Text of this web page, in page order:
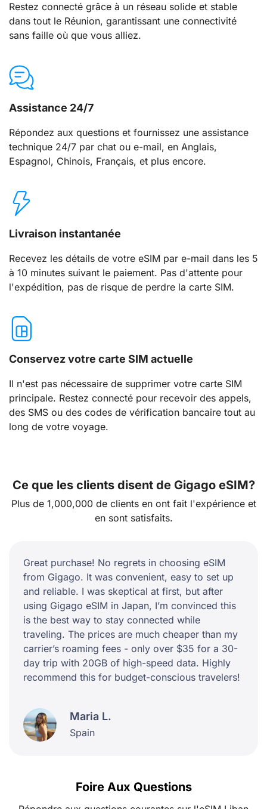
Restez connecté grâce à un réseau solide et stable
dans tout le Réunion, garantissant une connectivité
sans faille où que vous alliez.
Assistance 24/7
Répondez aux questions et fournissez une assistance
technique 24/7 par chat ou e-mail, en Anglais,
Espagnol, Chinois, Français, et plus encore.
Livraison instantanée
Recevez les détails de votre eSIM par e-mail dans les 5
à 10 minutes suivant le paiement. Pas d'attente pour
l'expédition, pas de risque de perdre la carte SIM.
Conservez votre carte SIM actuelle
Il n'est pas nécessaire de supprimer votre carte SIM
principale. Restez connecté pour recevoir des appels,
des SMS ou des codes de vérification bancaire tout au
long de votre voyage.
Ce que les clients disent de Gigago eSIM?
Plus de 1,000,000 de clients en ont fait l'expérience et
en sont satisfaits.
Great purchase! No regrets in choosing eSIM
from Gigago. It was convenient, easy to set up
and reliable. I was skeptical at first, but after
using Gigago eSIM in Japan, I’m convinced this
is the best way to stay connected while
traveling. The prices are much cheaper than my
carrier’s roaming fees - only over $35 for a 30-
day trip with 20GB of high-speed data. Highly
recommend this for budget-conscious travelers!
Maria L.
Spain
Foire Aux Questions